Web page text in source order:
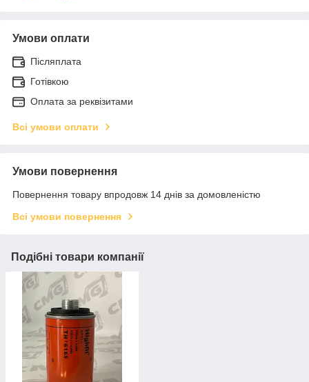
Умови оплати
Післяплата
Готівкою
Оплата за реквізитами
Всі умови оплати
Умови повернення
Повернення товару впродовж 14 днів за домовленістю
Всі умови повернення
Подібні товари компанії